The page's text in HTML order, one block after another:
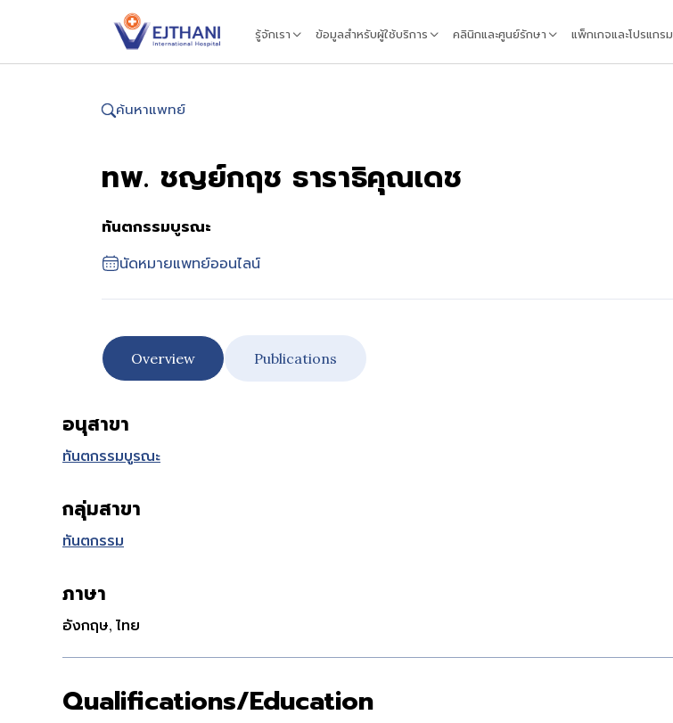
รู้จักเรา ข้อมูลสำหรับผู้ใช้บริการ คลินิกและศูนย์รักษา แพ็กเกจและโปรแกรม
ค้นหาแพทย์
ทพ. ชญย์กฤช ธาราธิคุณเดช
ทันตกรรมบูรณะ
นัดหมายแพทย์ออนไลน์
Overview Publications
อนุสาขา
ทันตกรรมบูรณะ
กลุ่มสาขา
ทันตกรรม
ภาษา
อังกฤษ, ไทย
Qualifications/Education